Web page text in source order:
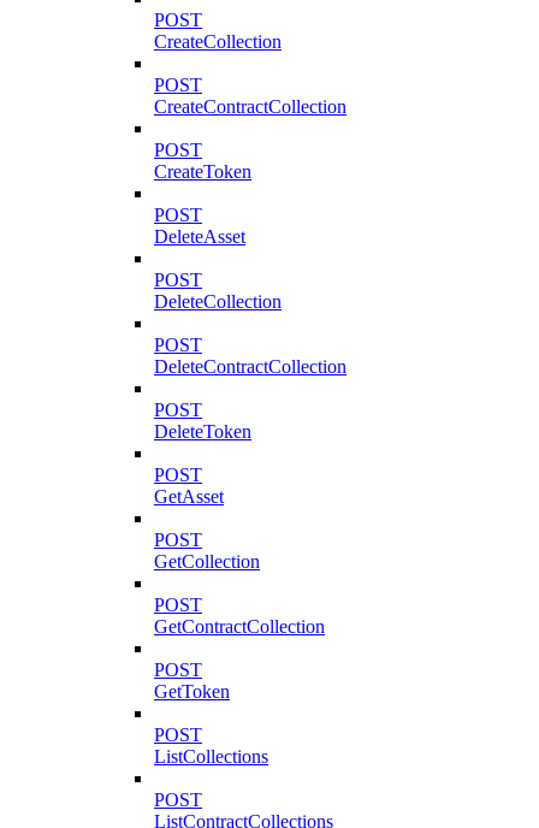
POST
CreateCollection
POST
CreateContractCollection
POST
CreateToken
POST
DeleteAsset
POST
DeleteCollection
POST
DeleteContractCollection
POST
DeleteToken
POST
GetAsset
POST
GetCollection
POST
GetContractCollection
POST
GetToken
POST
ListCollections
POST
ListContractCollections